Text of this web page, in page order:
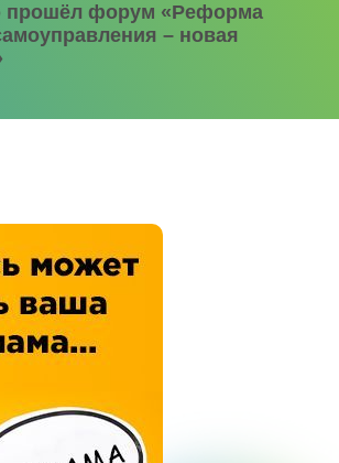
прошёл форум «Реформа
– новая